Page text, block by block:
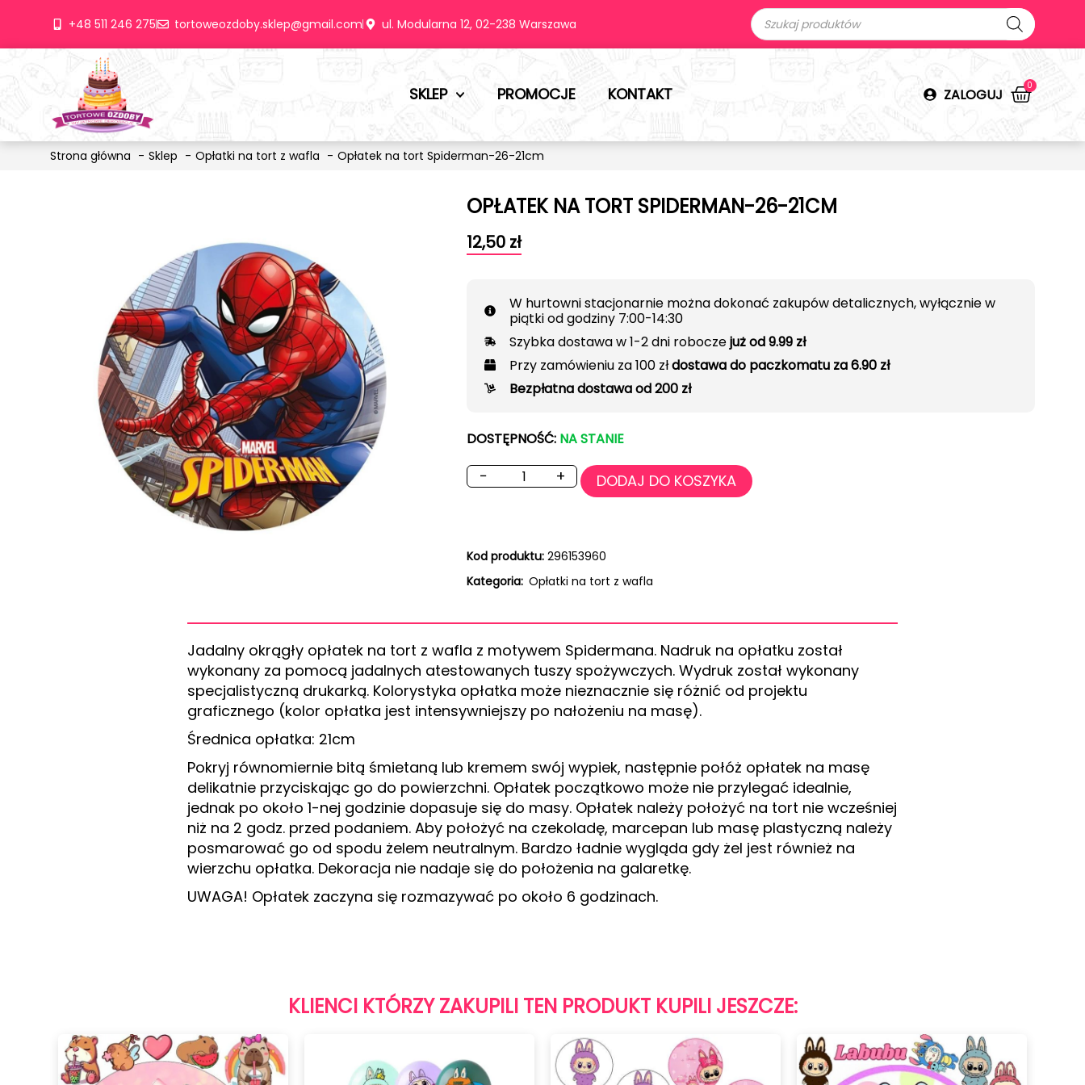
+48 511 246 275 tortoweozdoby.sklep@gmail.com ul. Modularna 12, 02-238 Warszawa
SKLEP PROMOCJE KONTAKT ZALOGUJ
0
Strona główna Sklep Opłatki na tort z wafla Opłatek na tort Spiderman-26-21cm
OPŁATEK NA TORT SPIDERMAN-26-21CM
12,50 zł
W hurtowni stacjonarnie można dokonać zakupów detalicznych, wyłącznie w
piątki od godziny 7:00-14:30
Szybka dostawa w 1-2 dni roboczejuż od 9.99 zł
Przy zamówieniu za 100 złdostawa do paczkomatu za 6.90 zł
Bezpłatna dostawa od 200 zł
DOSTĘPNOŚĆ: NA STANIE
− + DODAJ DO KOSZYKA
Kod produktu: 296153960
Kategoria: Opłatki na tort z wafla
Jadalny okrągły opłatek na tort z wafla z motywem Spidermana. Nadruk na opłatku został
wykonany za pomocą jadalnych atestowanych tuszy spożywczych. Wydruk został wykonany
specjalistyczną drukarką. Kolorystyka opłatka może nieznacznie się różnić od projektu
graficznego (kolor opłatka jest intensywniejszy po nałożeniu na masę).
Średnica opłatka: 21cm
Pokryj równomiernie bitą śmietaną lub kremem swój wypiek, następnie połóż opłatek na masę
delikatnie przyciskając go do powierzchni. Opłatek początkowo może nie przylegać idealnie,
jednak po około 1-nej godzinie dopasuje się do masy. Opłatek należy położyć na tort nie wcześniej
niż na 2 godz. przed podaniem. Aby położyć na czekoladę, marcepan lub masę plastyczną należy
posmarować go od spodu żelem neutralnym. Bardzo ładnie wygląda gdy żel jest również na
wierzchu opłatka. Dekoracja nie nadaje się do położenia na galaretkę.
UWAGA! Opłatek zaczyna się rozmazywać po około 6 godzinach.
KLIENCI KTÓRZY ZAKUPILI TEN PRODUKT KUPILI JESZCZE: